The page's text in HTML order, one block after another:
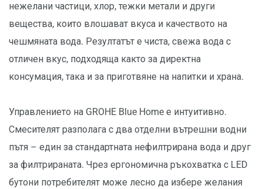
нежелани частици, хлор, тежки метали и други
вещества, които влошават вкуса и качеството на
чешмяната вода. Резултатът е чиста, свежа вода с
отличен вкус, подходяща както за директна
консумация, така и за приготвяне на напитки и храна.
Управлението на GROHE Blue Home е интуитивно.
Смесителят разполага с два отделни вътрешни водни
пътя – един за стандартната нефилтрирана вода и друг
за филтрираната. Чрез ергономична ръкохватка с LED
бутони потребителят може лесно да избере желания